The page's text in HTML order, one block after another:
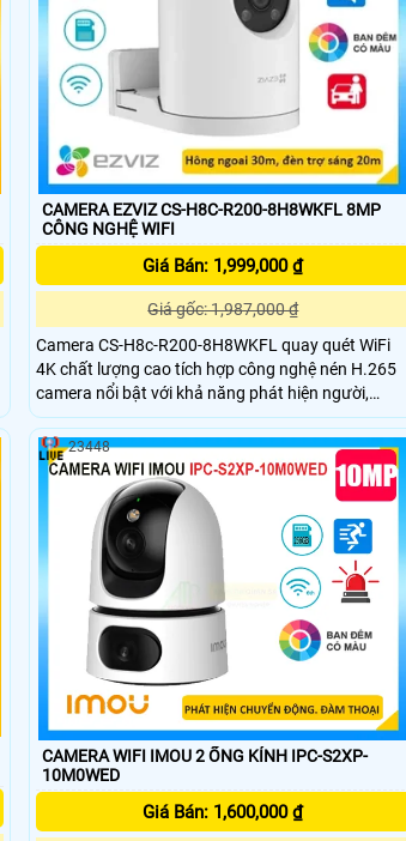
CAMERA EZVIZ CS-H8C-R200-8H8WKFL 8MP
CÔNG NGHỆ WIFI
Giá Bán: 1,999,000 ₫
Giá gốc: 1,987,000 ₫
Camera CS-H8c-R200-8H8WKFL quay quét WiFi
4K chất lượng cao tích hợp công nghệ nén H.265
camera nổi bật với khả năng phát hiện người,
phương tiện, theo dõi chuyển động thông minh và
cảnh báo hiệu quả bằng còi, đèn chớp. Với hồng
ngoại 30m, đèn trợ sáng 20m, đàm thoại 2 chiều
và tiêu chuẩn IP65, đây là lựa chọn lý tưởng cho
việc giám sát an ninh
CAMERA WIFI IMOU 2 ỐNG KÍNH IPC-S2XP-
10M0WED
Giá Bán: 1,600,000 ₫
23448